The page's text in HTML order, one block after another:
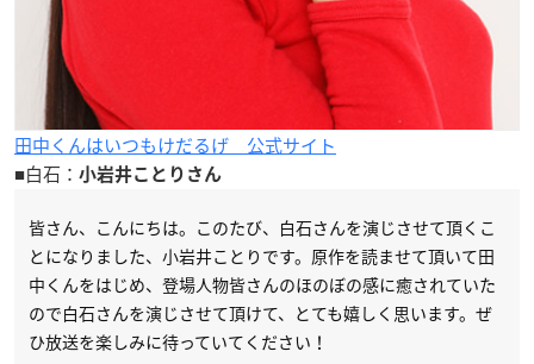
田中くんはいつもけだるげ 公式サイト
■白石： 小岩井ことりさん
皆さん、こんにちは。このたび、白石さんを演じさせて頂くこ
とになりました、小岩井ことりです。原作を読ませて頂いて田
中くんをはじめ、登場人物皆さんのほのぼの感に癒されていた
ので白石さんを演じさせて頂けて、とても嬉しく思います。ぜ
ひ放送を楽しみに待っていてください！